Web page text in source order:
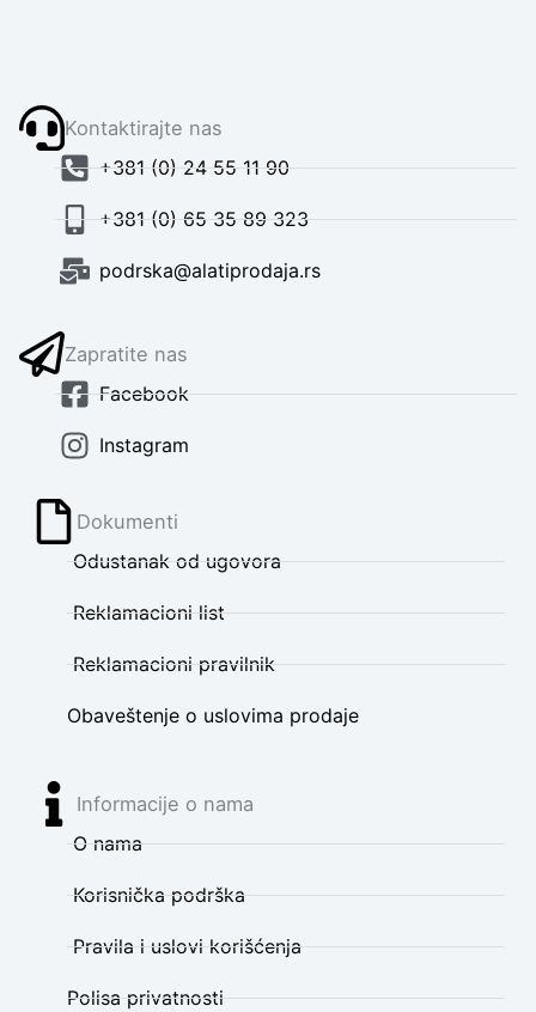
Kontaktirajte nas
+381 (0) 24 55 11 90
+381 (0) 65 35 89 323
podrska@alatiprodaja.rs
Zapratite nas
Facebook
Instagram
Dokumenti
Odustanak od ugovora
Reklamacioni list
Reklamacioni pravilnik
Obaveštenje o uslovima prodaje
Informacije o nama
O nama
Korisnička podrška
Pravila i uslovi korišćenja
Polisa privatnosti